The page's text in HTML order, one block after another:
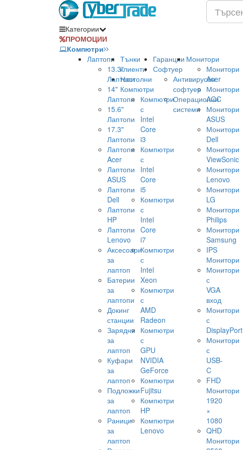
Категории
ПРОМОЦИИ
Компютри
Лаптопи
13.3"
Лаптопи
14"
Лаптопи
15.6"
Лаптопи
17.3"
Лаптопи
Лаптопи
Acer
Лаптопи
ASUS
Лаптопи
Dell
Лаптопи
HP
Лаптопи
Lenovo
Аксесоари
за
лаптоп
Батерии
за
лаптопи
Докинг
станции
Зарядни
за
лаптоп
Куфари
за
лаптоп
Подложки
за
лаптоп
Раници
за
лаптоп
Тънки
клиенти
Настолни
Компютри
Компютри
с
Intel
Core
i3
Компютри
с
Intel
Core
i5
Компютри
с
Intel
Core
i7
Компютри
с
Intel
Xeon
Компютри
с
AMD
Radeon
Компютри
с
GPU
NVIDIA
GeForce
Компютри
Fujitsu
Компютри
HP
Компютри
Lenovo
Гаранции
Софтуер
Антивирусен
софтуер
Операционни
системи
Монитори
Монитори
Acer
Монитори
AOC
Монитори
ASUS
Монитори
Dell
Монитори
ViewSonic
Монитори
Lenovo
Монитори
LG
Монитори
Philips
Монитори
Samsung
IPS
Монитори
Монитори
с
VGA
вход
Монитори
с
DisplayPort
Монитори
с
USB-
C
FHD
Монитори
1920
×
1080
QHD
Монитори